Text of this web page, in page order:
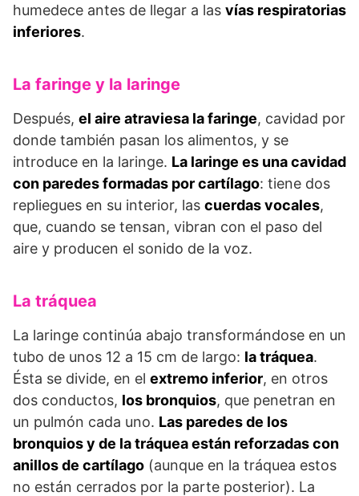
humedece antes de llegar a las vías respiratorias
inferiores.
La faringe y la laringe
Después, el aire atraviesa la faringe, cavidad por
donde también pasan los alimentos, y se
introduce en la laringe. La laringe es una cavidad
con paredes formadas por cartílago: tiene dos
repliegues en su interior, las cuerdas vocales,
que, cuando se tensan, vibran con el paso del
aire y producen el sonido de la voz.
La tráquea
La laringe continúa abajo transformándose en un
tubo de unos 12 a 15 cm de largo: la tráquea.
Ésta se divide, en el extremo inferior, en otros
dos conductos, los bronquios, que penetran en
un pulmón cada uno. Las paredes de los
bronquios y de la tráquea están reforzadas con
anillos de cartílago (aunque en la tráquea estos
no están cerrados por la parte posterior). La